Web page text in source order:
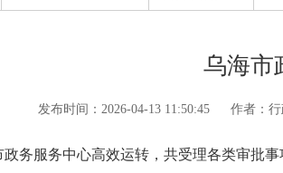
乌海市
发布时间：2026-04-13 11:50:45 作者：
服务中心高效运转，共受理各类审批事